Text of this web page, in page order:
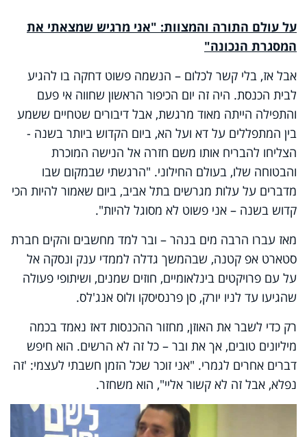
על עולם התורה והמצוות: "אני מרגיש שמצאתי את
המסגרת הנכונה"
אבל אז, בלי קשר לכלום – הנשמה פשוט דחקה בו להגיע
לבית הכנסת. היה זה יום הכיפור הראשון שחווה אי פעם
והתפילה הייתה מאוד מרגשת, אבל דיבורים שטחיים ששמע
בין המתפללים על דא ועל הא, ביום הקדוש ביותר בשנה -
הצליחו להבריח אותו משם חזרה אל הנישה המוכרת
והבטוחה שלו, בעולם החילוני. "הרגשתי שבמקום שבו
מדברים על עלות מגרשים בתל אביב, ביום שאמור להיות הכי
קדוש בשנה – אני פשוט לא מסוגל להיות".
מאז עברו הרבה מים בנהר – ובר למד מחשבים והקים חברת
סטארט אפ קטנה, שבהמשך גדלה לממדי ענק ונסקה אל
על עם פרויקטים בינלאומיים, חוזים שמנים, ושיתופי פעולה
שהגיעו עד לניו יורק, סן פרנסיסקו ולוס אנג'לס.
רק כדי לשבר את האוזן, מחזור ההכנסות דאז נאמד בכמה
מיליונים טובים, אך את ובר – כל זה לא הרשים. הוא חיפש
דברים אחרים לגמרי. "אני זוכר שכל הזמן חשבתי לעצמי: 'זה
נפלא, אבל זה לא קשור אליי", הוא משחזר.